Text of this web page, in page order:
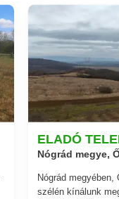
ELADÓ
Nógrád megye,
Nógrád megyében,
szélén kínálunk